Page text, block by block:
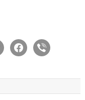
facebook
viber